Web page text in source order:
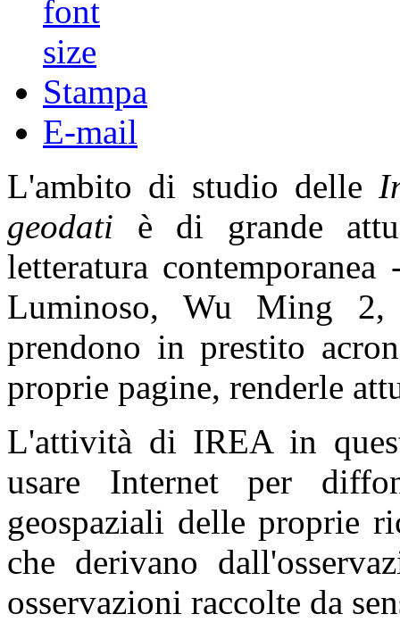
Stampa
E-mail
L'ambito di studio delle
geodati è di grande
letteratura
Luminoso, Wu Ming
prendono in prestito
proprie pagine, renderle
L'attività di IREA in
usare Internet per
geospaziali delle proprie
che derivano
osservazioni raccolte da